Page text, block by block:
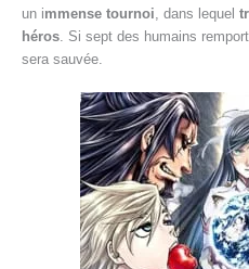
un immense tournoi , dans lequel
héros . Si sept des humains
sera sauvée.